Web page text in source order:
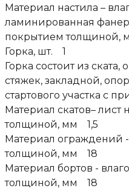
Материал настила –
ламинированная
покрытием толщиной,
Горка, шт. 1
Горка состоит из
стяжек, закладной,
стартового участка с
Материал скатов–
толщиной, мм 1,5
Материал ограждений
толщиной, мм 18
Материал бортов -
толщиной, мм 18